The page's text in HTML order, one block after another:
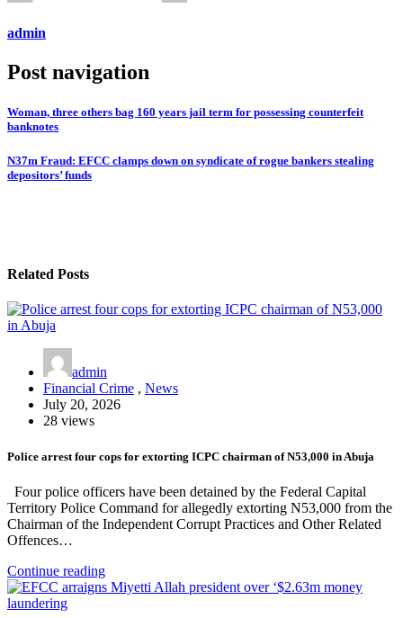
admin
Post navigation
Woman, three others bag 160 years jail term for possessing counterfeit
banknotes
N37m Fraud: EFCC clamps down on syndicate of rogue bankers stealing
depositors’ funds
Related Posts
admin
Financial Crime , News
July 20, 2026
28 views
Police arrest four cops for extorting ICPC chairman of N53,000 in Abuja
Four police officers have been detained by the Federal Capital
Territory Police Command for allegedly extorting N53,000 from the
Chairman of the Independent Corrupt Practices and Other Related
Offences…
Continue reading